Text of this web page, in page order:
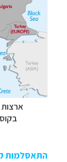
התאסלמות